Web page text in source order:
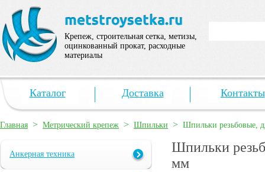
Крепеж, строительная сетка, метизы,
оцинкованный прокат, расходные
материалы
Каталог Доставка Контакты
Главная > Метрический крепеж > Шпильки > Шпильки резьбовые,
Анкерная техника
Шпильки
мм